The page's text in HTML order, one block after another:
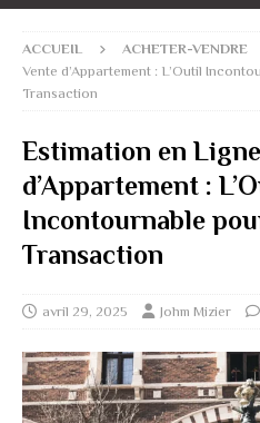
ACCUEIL ACHETER-VENDRE
Vente d’Appartement : L’Outil
Transaction
Estimation en
d’Appartement :
Incontournable
Transaction
avril 29, 2025 Johm Mizier